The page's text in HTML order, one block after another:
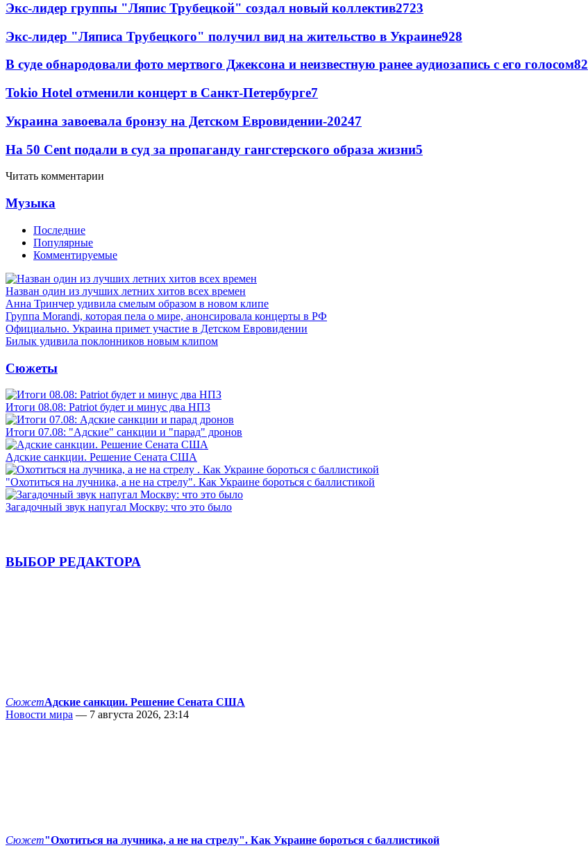
Экс-лидер группы "Ляпис Трубецкой" создал новый коллектив2723
Экс-лидер "Ляписа Трубецкого" получил вид на жительство в Украине928
В суде обнародовали фото мертвого Джексона и неизвестную ранее аудиозапись с его голосом82
Tokio Hotel отменили концерт в Санкт-Петербурге7
Украина завоевала бронзу на Детском Евровидении-20247
На 50 Cent подали в суд за пропаганду гангстерского образа жизни5
Читать комментарии
Музыка
Последние
Популярные
Комментируемые
Назван один из лучших летних хитов всех времен
Анна Тринчер удивила смелым образом в новом клипе
Группа Morandi, которая пела о мире, анонсировала концерты в РФ
Официально. Украина примет участие в Детском Евровидении
Билык удивила поклонников новым клипом
Сюжеты
Итоги 08.08: Patriot будет и минус два НПЗ
Итоги 07.08: "Адские" санкции и "парад" дронов
Адские санкции. Решение Сената США
"Охотиться на лучника, а не на стрелу". Как Украине бороться с баллистикой
Загадочный звук напугал Москву: что это было
ВЫБОР РЕДАКТОРА
СюжетАдские санкции. Решение Сената США
Новости мира — 7 августа 2026, 23:14
Сюжет"Охотиться на лучника, а не на стрелу". Как Украине бороться с баллистикой